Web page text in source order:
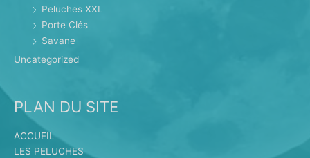
Peluches XXL
Porte Clés
Savane
Uncategorized
PLAN DU SITE
ACCUEIL
LES PELUCHES